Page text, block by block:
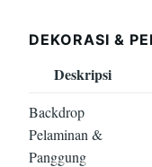
DEKORASI &
Deskripsi
Backdrop
Pelaminan &
Panggung